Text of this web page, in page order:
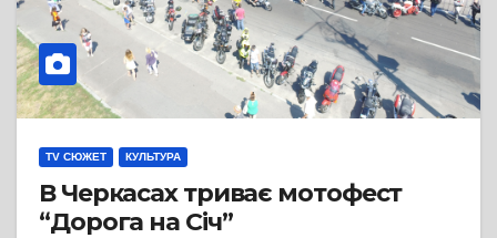
TV СЮЖЕТ КУЛЬТУРА
В Черкасах триває мотофест
“Дорога на Січ”